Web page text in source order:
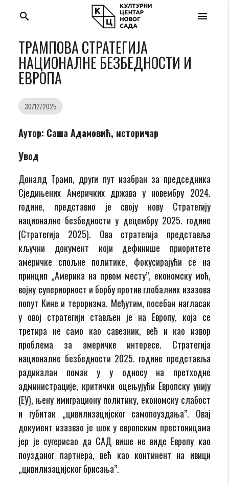
menu
search
ТРАМПОВА СТРАТЕГИЈА
НАЦИОНАЛНЕ БЕЗБЕДНОСТИ И
ЕВРОПА
30/12/2025
Аутор: Саша Адамовић, историчар
Увод
Доналд Трамп, други пут изабран за председника
Сједињених Америчких држава у новембру 2024.
године, представио је своју нову Стратегију
националне безбедности у децембру 2025. године
(Стратегија 2025). Ова стратегија представља
кључни документ који дефинише приоритете
америчке спољне политике, фокусирајући се на
принцип „Америка на првом месту”, економску моћ,
војну супериорност и борбу против глобалних изазова
попут Кине и тероризма. Међутим, посебан нагласак
у овој стратегији стављен је на Европу, која се
третира не само као савезник, већ и као извор
проблема за америчке интересе. Стратегија
националне безбедности 2025. године представља
радикалан помак у у односу на претходне
администрације, критички оцењујући Европску унију
(ЕУ), њену имиграциону политику, економску слабост
и губитак „цивилизацијског самопоуздања”. Овај
документ изазвао је шок у европским престоницама
јер је сугерисао да САД више не виде Европу као
поузданог партнера, већ као континент на ивици
„цивилизацијског брисања”.